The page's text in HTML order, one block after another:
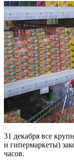
31 декабря все
и гипермаркеты)
часов.